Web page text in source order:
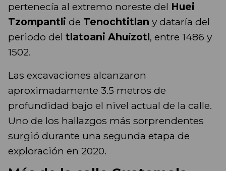
pertenecía al extremo noreste del Huei
Tzompantli de Tenochtitlan y dataría del
periodo del tlatoani Ahuízotl, entre 1486 y
1502.
Las excavaciones alcanzaron
aproximadamente 3.5 metros de
profundidad bajo el nivel actual de la calle.
Uno de los hallazgos más sorprendentes
surgió durante una segunda etapa de
exploración en 2020.